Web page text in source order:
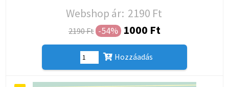
Webshop ár: 2190 Ft
2190 Ft -54% 1000 Ft
Hozzáadás